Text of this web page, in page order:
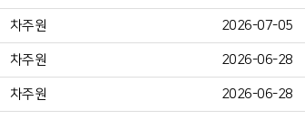
차주원 2026-07-05
차주원 2026-06-28
차주원 2026-06-28